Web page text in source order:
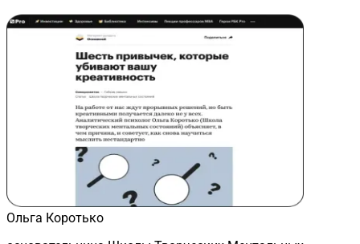
Ольга Коротько